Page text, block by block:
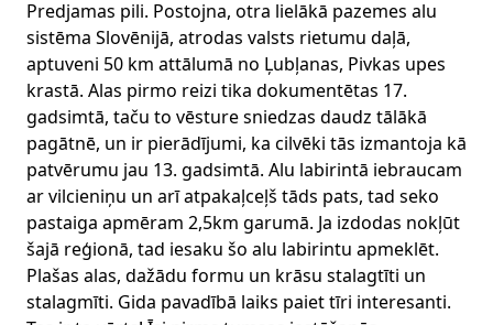
Predjamas pili. Postojna, otra lielākā pazemes alu
sistēma Slovēnijā, atrodas valsts rietumu daļā,
aptuveni 50 km attālumā no Ļubļanas, Pivkas upes
krastā. Alas pirmo reizi tika dokumentētas 17.
gadsimtā, taču to vēsture sniedzas daudz tālākā
pagātnē, un ir pierādījumi, ka cilvēki tās izmantoja kā
patvērumu jau 13. gadsimtā. Alu labirintā iebraucam
ar vilcieniņu un arī atpakaļceļš tāds pats, tad seko
pastaiga apmēram 2,5km garumā. Ja izdodas nokļūt
šajā reģionā, tad iesaku šo alu labirintu apmeklēt.
Plašas alas, dažādu formu un krāsu stalagtīti un
stalagmīti. Gida pavadībā laiks paiet tīri interesanti.